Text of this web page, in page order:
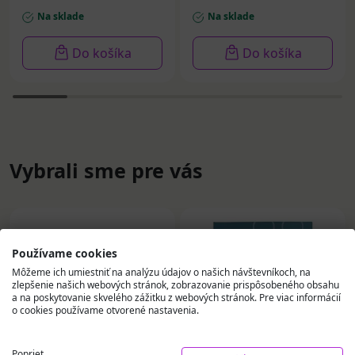
Na sklade
Do košíka
Na sklade
Do košíka
Vybrali sme pre vás
Používame cookies
Môžeme ich umiestniť na analýzu údajov o našich návštevníkoch, na
zlepšenie našich webových stránok, zobrazovanie prispôsobeného obsahu
a na poskytovanie skvelého zážitku z webových stránok. Pre viac informácií
o cookies používame otvorené nastavenia.